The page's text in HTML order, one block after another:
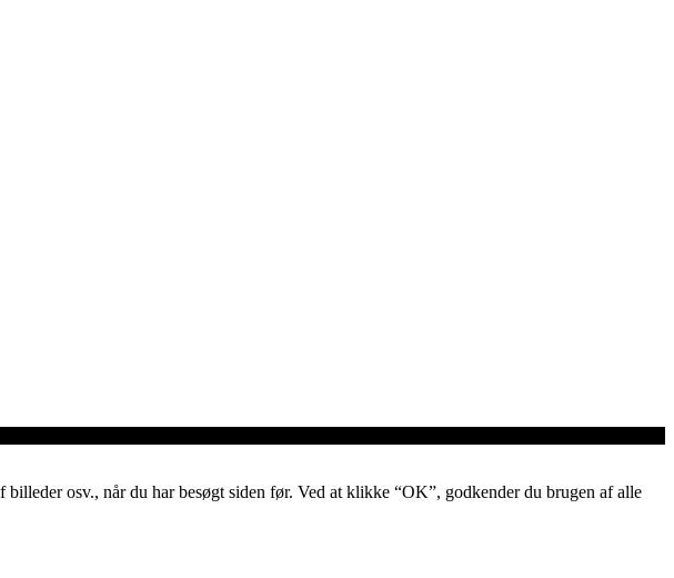
osv., når du har besøgt siden før. Ved at klikke “OK”, godkender du brugen af alle